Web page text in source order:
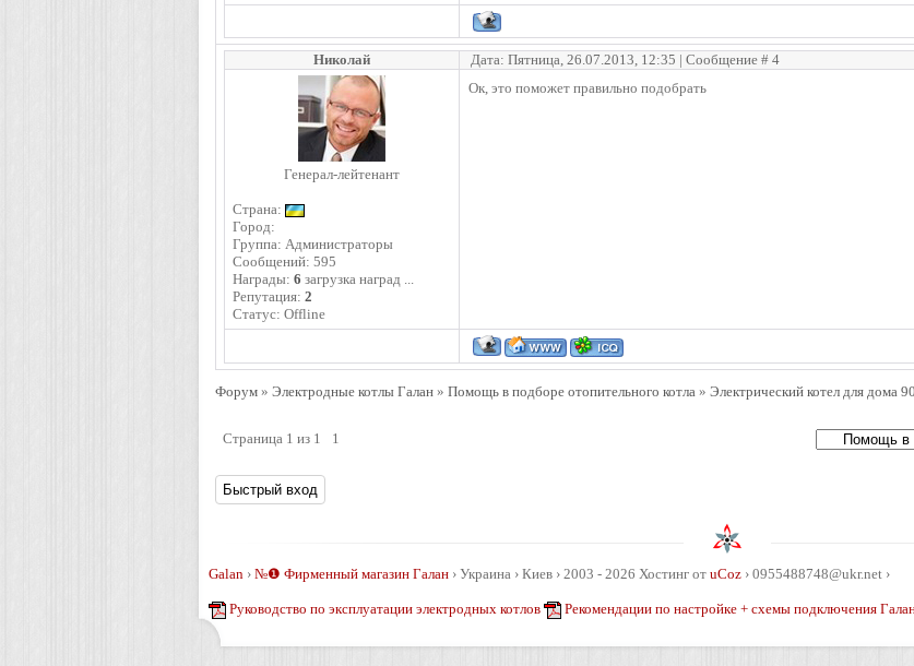
Николай Дата: Пятница, 26.07.2013, 12:35 | Сообщение # 4
Генерал-лейтенант
Страна:
Город:
Группа: Администраторы
Сообщений: 595
Награды: 6 загрузка наград ...
Репутация: 2
Статус: Offline
Ок, это поможет правильно подобрать
Форум » Электродные котлы Галан » Помощь в подборе отопительного котла » Электрический котел для дома
Страница 1 из 1 1
Galan › №❶ Фирменный магазин Галан › Украина › Киев › 2003 - 2026 Хостинг от uCoz › 0955488748@ukr.net ›
Руководство по эксплуатации электродных котлов Рекомендации по настройке + схемы подключения